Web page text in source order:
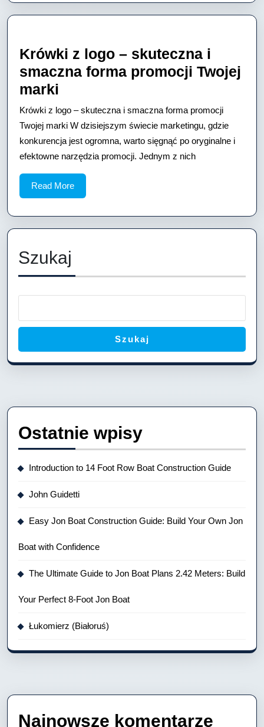
Krówki z logo – skuteczna i
smaczna forma promocji Twojej
marki
z
logo
–
skuteczna
i
smaczna
forma
promocji
Twojej
marki
Krówki z logo – skuteczna i smaczna forma promocji
Twojej marki W dzisiejszym świecie marketingu, gdzie
konkurencja jest ogromna, warto sięgnąć po oryginalne i
efektowne narzędzia promocji. Jednym z nich
Read MoreRead
More
Szukaj
Szukaj
Ostatnie wpisy
Introduction to 14 Foot Row Boat Construction Guide
John Guidetti
Easy Jon Boat Construction Guide: Build Your Own Jon
Boat with Confidence
The Ultimate Guide to Jon Boat Plans 2.42 Meters: Build
Your Perfect 8-Foot Jon Boat
Łukomierz (Białoruś)
Najnowsze komentarze